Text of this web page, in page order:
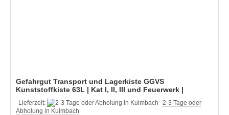
Gefahrgut Transport und Lagerkiste GGVS
Kunststoffkiste 63L | Kat I, II, III und Feuerwerk |
Staffelpreise
Lieferzeit:
2-3 Tage oder
Abholung in Kulmbach